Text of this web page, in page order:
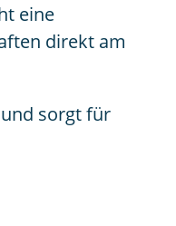
eine
direkt am
sorgt für